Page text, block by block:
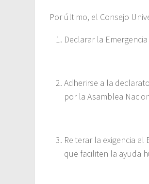
Por último, el Consejo
Declarar la
Adherirse a la
por la Asamblea
Reiterar la exigencia
que faciliten la ayuda